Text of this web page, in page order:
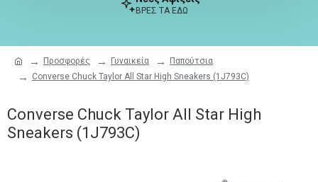
Προσφορές Γυναικεία
Παπούτσια
Converse Chuck Taylor All Star High Sneakers (1J793C)
ΒΡΕΣ ΤΑ ΕΔΩ
Converse Chuck Taylor All Star High
Sneakers (1J793C)